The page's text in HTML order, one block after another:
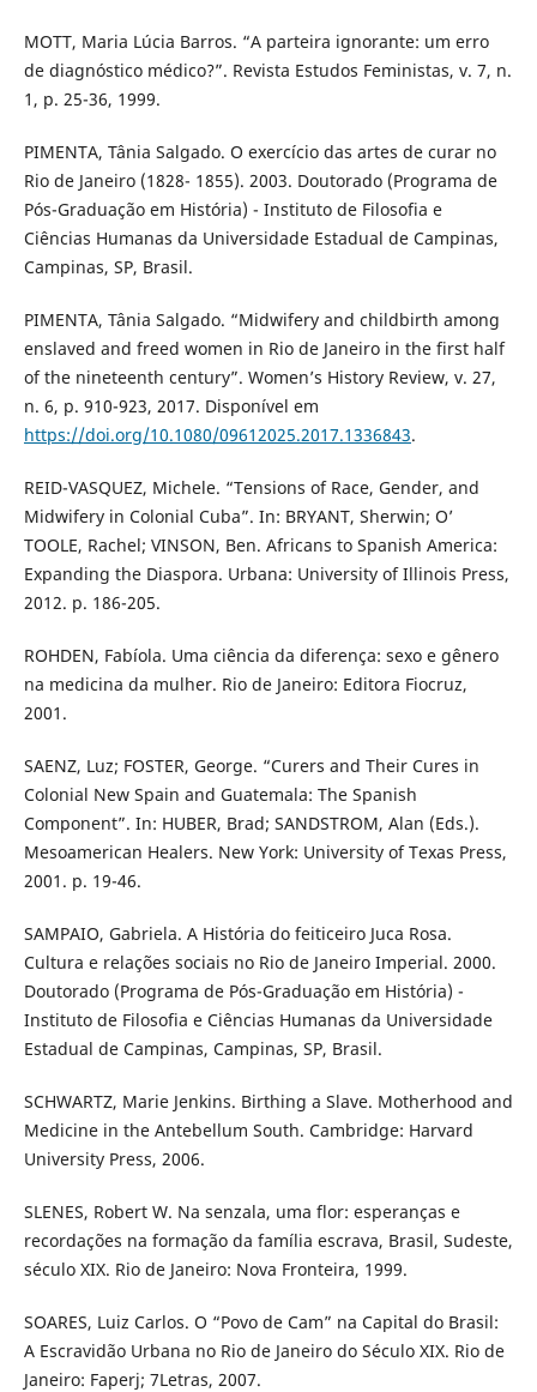
MOTT, Maria Lúcia Barros. “A parteira ignorante: um erro
de diagnóstico médico?”. Revista Estudos Feministas, v. 7, n.
1, p. 25-36, 1999.
PIMENTA, Tânia Salgado. O exercício das artes de curar no
Rio de Janeiro (1828- 1855). 2003. Doutorado (Programa de
Pós-Graduação em História) - Instituto de Filosofia e
Ciências Humanas da Universidade Estadual de Campinas,
Campinas, SP, Brasil.
PIMENTA, Tânia Salgado. “Midwifery and childbirth among
enslaved and freed women in Rio de Janeiro in the first half
of the nineteenth century”. Women’s History Review, v. 27,
n. 6, p. 910-923, 2017. Disponível em
https://doi.org/10.1080/09612025.2017.1336843.
REID-VASQUEZ, Michele. “Tensions of Race, Gender, and
Midwifery in Colonial Cuba”. In: BRYANT, Sherwin; O’
TOOLE, Rachel; VINSON, Ben. Africans to Spanish America:
Expanding the Diaspora. Urbana: University of Illinois Press,
2012. p. 186-205.
ROHDEN, Fabíola. Uma ciência da diferença: sexo e gênero
na medicina da mulher. Rio de Janeiro: Editora Fiocruz,
2001.
SAENZ, Luz; FOSTER, George. “Curers and Their Cures in
Colonial New Spain and Guatemala: The Spanish
Component”. In: HUBER, Brad; SANDSTROM, Alan (Eds.).
Mesoamerican Healers. New York: University of Texas Press,
2001. p. 19-46.
SAMPAIO, Gabriela. A História do feiticeiro Juca Rosa.
Cultura e relações sociais no Rio de Janeiro Imperial. 2000.
Doutorado (Programa de Pós-Graduação em História) -
Instituto de Filosofia e Ciências Humanas da Universidade
Estadual de Campinas, Campinas, SP, Brasil.
SCHWARTZ, Marie Jenkins. Birthing a Slave. Motherhood and
Medicine in the Antebellum South. Cambridge: Harvard
University Press, 2006.
SLENES, Robert W. Na senzala, uma flor: esperanças e
recordações na formação da família escrava, Brasil, Sudeste,
século XIX. Rio de Janeiro: Nova Fronteira, 1999.
SOARES, Luiz Carlos. O “Povo de Cam” na Capital do Brasil:
A Escravidão Urbana no Rio de Janeiro do Século XIX. Rio de
Janeiro: Faperj; 7Letras, 2007.